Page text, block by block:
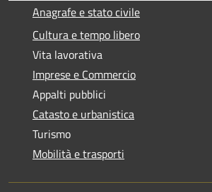
Anagrafe e stato civile
Cultura e tempo libero
Vita lavorativa
Imprese e Commercio
Appalti pubblici
Catasto e urbanistica
Turismo
Mobilità e trasporti